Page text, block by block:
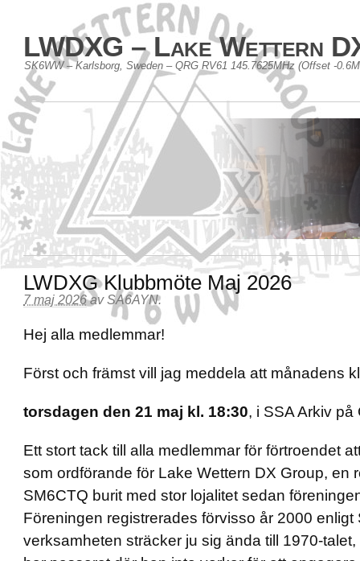
LWDXG – Lake Wettern
SK6WW – Karlsborg, Sweden – QRG RV61 145.7625MHz (Offset -
LWDXG Klubbmöte Maj 2026
7 maj 2026 avSA6AYN.
Hej alla medlemmar!
Först och främst vill jag meddela att månadens
torsdagen den 21 maj kl. 18:30, i SSA Arkiv
Ett stort tack till alla medlemmar för förtroendet
som ordförande för Lake Wettern DX Group, en
SM6CTQ burit med stor lojalitet sedan
Föreningen registrerades förvisso år 2000 enligt
verksamheten sträcker ju sig ända till 1970-